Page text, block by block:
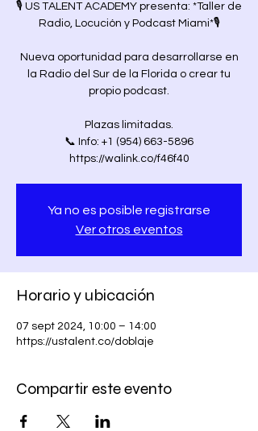
🎙️ US TALENT ACADEMY presenta: *Taller de
Radio, Locución y Podcast Miami*🎙️
Nueva oportunidad para desarrollarse en
la Radio del Sur de la Florida o crear tu
propio podcast.
Plazas limitadas.
📞 Info: +1 (954) 663-5896
https://walink.co/f46f40
Ya no es posible registrarse
Ver otros eventos
Horario y ubicación
07 sept 2024, 10:00 – 14:00
https://ustalent.co/doblaje
Compartir este evento